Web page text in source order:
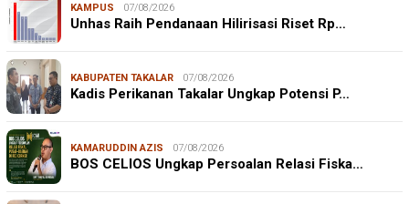
KAMPUS 07/08/2026
Unhas Raih Pendanaan Hilirisasi Riset Rp…
KABUPATEN TAKALAR 07/08/2026
Kadis Perikanan Takalar Ungkap Potensi P…
KAMARUDDIN AZIS 07/08/2026
BOS CELIOS Ungkap Persoalan Relasi Fiska…